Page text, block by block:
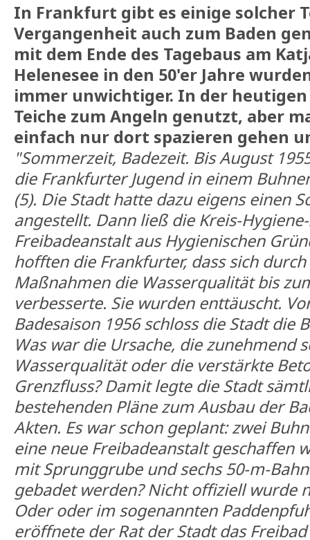
In Frankfurt gibt es einige solcher
Vergangenheit auch zum Baden
mit dem Ende des Tagebaus am
Helenesee in den 50'er Jahre
immer unwichtiger. In der
Teiche zum Angeln genutzt, aber
einfach nur dort spazieren gehen
"Sommerzeit, Badezeit. Bis August
die Frankfurter Jugend in einem
(5). Die Stadt hatte dazu eigens einen
angestellt. Dann ließ die Kreis-
Freibadeanstalt aus Hygienischen
hofften die Frankfurter, dass sich
Maßnahmen die Wasserqualität bis
verbesserte. Sie wurden enttäuscht.
Badesaison 1956 schloss die Stadt die
Was war die Ursache, die zunehmend
Wasserqualität oder die verstärkte
Grenzfluss? Damit legte die Stadt
bestehenden Pläne zum Ausbau der
Akten. Es war schon geplant: zwei
eine neue Freibadeanstalt geschaffen
mit Sprunggrube und sechs 50-m-
gebadet werden? Nicht offiziell wurde
Oder oder im sogenannten
eröffnete der Rat der Stadt das